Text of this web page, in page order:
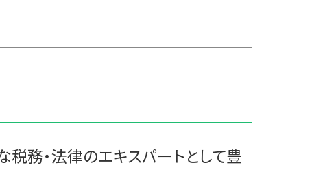
会社 合併 費用
三戸郡 資金繰り
業経理
遠野市の相続税 贈与税 事業承継 農
務・法律のエキスパートとして豊